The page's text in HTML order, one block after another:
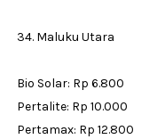
34. Maluku Utara
Bio Solar: Rp 6.800
Pertalite: Rp 10.000
Pertamax: Rp 12.800